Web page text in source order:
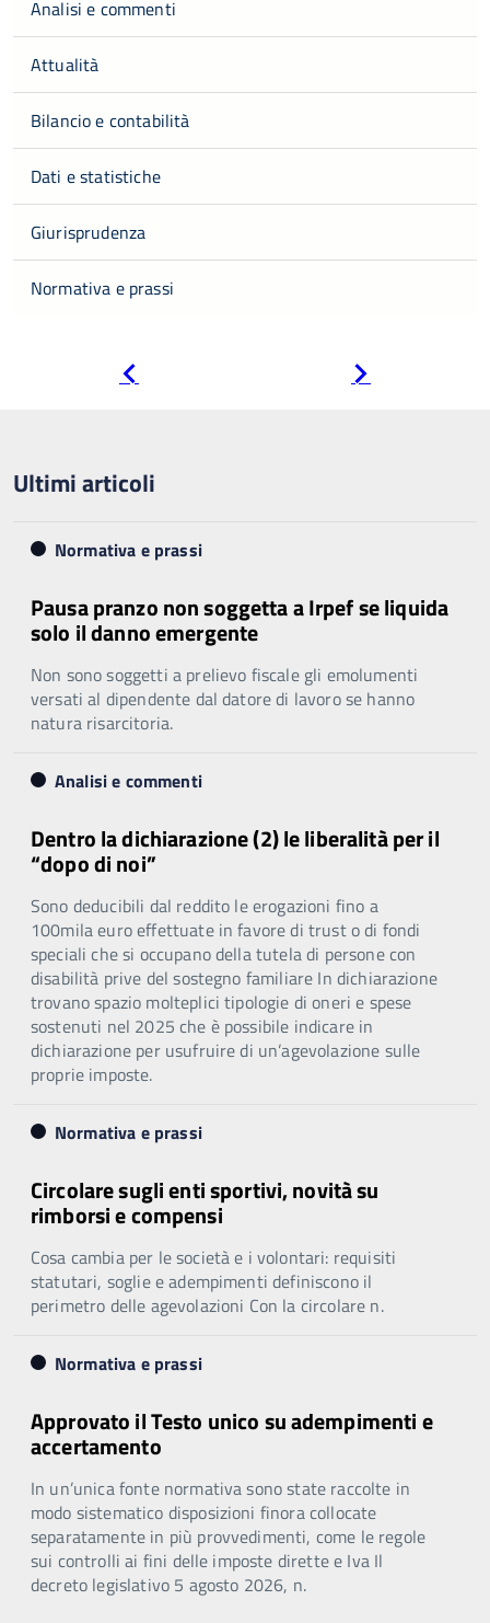
Analisi e commenti
Attualità
Bilancio e contabilità
Dati e statistiche
Giurisprudenza
Normativa e prassi
Ultimi articoli
Normativa e prassi
Pausa pranzo non soggetta a Irpef se liquida
solo il danno emergente
Non sono soggetti a prelievo fiscale gli emolumenti
versati al dipendente dal datore di lavoro se hanno
natura risarcitoria.
Analisi e commenti
Dentro la dichiarazione (2) le liberalità per il
“dopo di noi”
Sono deducibili dal reddito le erogazioni fino a
100mila euro effettuate in favore di trust o di fondi
speciali che si occupano della tutela di persone con
disabilità prive del sostegno familiare In dichiarazione
trovano spazio molteplici tipologie di oneri e spese
sostenuti nel 2025 che è possibile indicare in
dichiarazione per usufruire di un’agevolazione sulle
proprie imposte.
Normativa e prassi
Circolare sugli enti sportivi, novità su
rimborsi e compensi
Cosa cambia per le società e i volontari: requisiti
statutari, soglie e adempimenti definiscono il
perimetro delle agevolazioni Con la circolare n.
Normativa e prassi
Approvato il Testo unico su adempimenti e
accertamento
In un’unica fonte normativa sono state raccolte in
modo sistematico disposizioni finora collocate
separatamente in più provvedimenti, come le regole
sui controlli ai fini delle imposte dirette e Iva Il
decreto legislativo 5 agosto 2026, n.